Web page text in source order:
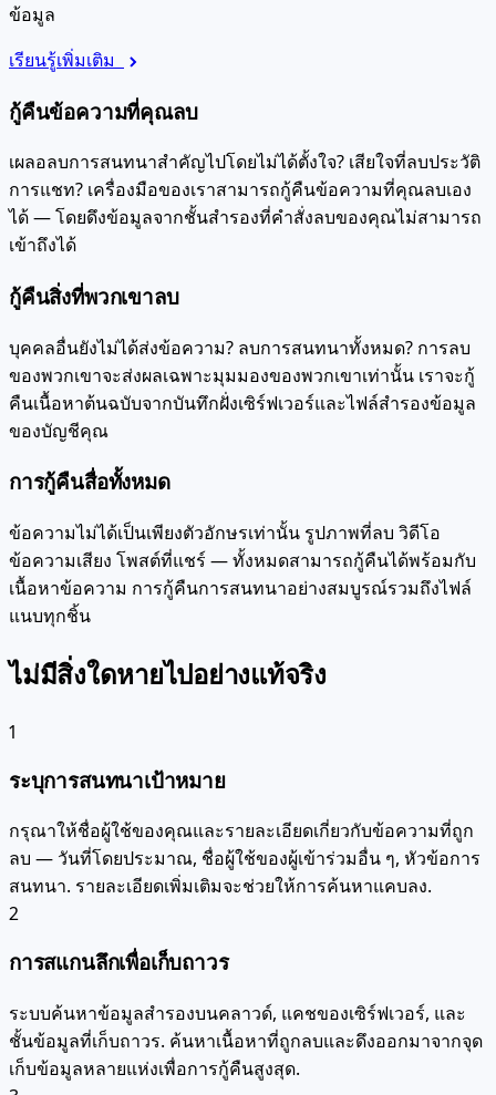
ข้อมูล
เรียนรู้เพิ่มเติม
กู้คืนข้อความที่คุณลบ
เผลอลบการสนทนาสำคัญไปโดยไม่ได้ตั้งใจ? เสียใจที่ลบประวัติ
การแชท? เครื่องมือของเราสามารถกู้คืนข้อความที่คุณลบเอง
ได้ — โดยดึงข้อมูลจากชั้นสำรองที่คำสั่งลบของคุณไม่สามารถ
เข้าถึงได้
กู้คืนสิ่งที่พวกเขาลบ
บุคคลอื่นยังไม่ได้ส่งข้อความ? ลบการสนทนาทั้งหมด? การลบ
ของพวกเขาจะส่งผลเฉพาะมุมมองของพวกเขาเท่านั้น เราจะกู้
คืนเนื้อหาต้นฉบับจากบันทึกฝั่งเซิร์ฟเวอร์และไฟล์สำรองข้อมูล
ของบัญชีคุณ
การกู้คืนสื่อทั้งหมด
ข้อความไม่ได้เป็นเพียงตัวอักษรเท่านั้น รูปภาพที่ลบ วิดีโอ
ข้อความเสียง โพสต์ที่แชร์ — ทั้งหมดสามารถกู้คืนได้พร้อมกับ
เนื้อหาข้อความ การกู้คืนการสนทนาอย่างสมบูรณ์รวมถึงไฟล์
แนบทุกชิ้น
ไม่มีสิ่งใดหายไปอย่างแท้จริง
1
ระบุการสนทนาเป้าหมาย
กรุณาให้ชื่อผู้ใช้ของคุณและรายละเอียดเกี่ยวกับข้อความที่ถูก
ลบ — วันที่โดยประมาณ, ชื่อผู้ใช้ของผู้เข้าร่วมอื่น ๆ, หัวข้อการ
สนทนา. รายละเอียดเพิ่มเติมจะช่วยให้การค้นหาแคบลง.
2
การสแกนลึกเพื่อเก็บถาวร
ระบบค้นหาข้อมูลสำรองบนคลาวด์, แคชของเซิร์ฟเวอร์, และ
ชั้นข้อมูลที่เก็บถาวร. ค้นหาเนื้อหาที่ถูกลบและดึงออกมาจากจุด
เก็บข้อมูลหลายแห่งเพื่อการกู้คืนสูงสุด.